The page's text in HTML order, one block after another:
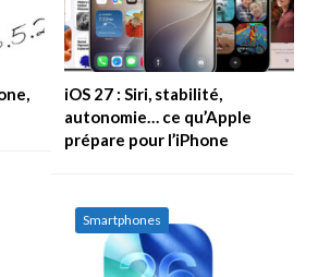
iOS 27 : Siri, stabilité,
autonomie… ce qu’Apple
prépare pour l’iPhone
Smartphones